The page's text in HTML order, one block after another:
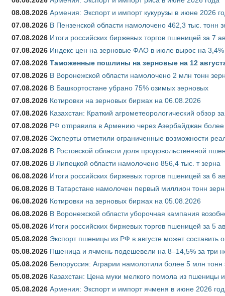
08.08.2026 Армения: Экспорт и импорт кукурузы в июне 2026
07.08.2026 В Пензенской области намолочено 462,3 тыс. тонн
07.08.2026 Итоги российских биржевых торгов пшеницей за 7
07.08.2026 Индекс цен на зерновые ФАО в июле вырос на 3,4%
07.08.2026 Таможенные пошлины на зерновые на 12
07.08.2026 В Воронежской области намолочено 2 млн тонн
07.08.2026 В Башкортостане убрано 75% озимых зерновых
07.08.2026 Котировки на зерновых биржах на 06.08.2026
07.08.2026 Казахстан: Краткий агрометеорологический обзор
07.08.2026 РФ отправила в Армению через Азербайджан более
07.08.2026 Эксперты отметили ограниченные возможности
07.08.2026 В Ростовской области доля продовольственной
07.08.2026 В Липецкой области намолочено 856,4 тыс. т зерна
06.08.2026 Итоги российских биржевых торгов пшеницей за 6
06.08.2026 В Татарстане намолочен первый миллион тонн
06.08.2026 Котировки на зерновых биржах на 05.08.2026
06.08.2026 В Воронежской области уборочная кампания
05.08.2026 Итоги российских биржевых торгов пшеницей за 5
05.08.2026 Экспорт пшеницы из РФ в августе может составить
05.08.2026 Пшеница и ячмень подешевели на 8–14,5% за три
05.08.2026 Белоруссия: Аграрии намолотили более 5 млн тонн
05.08.2026 Казахстан: Цена муки мелкого помола из пшеницы
05.08.2026 Армения: Экспорт и импорт ячменя в июне 2026